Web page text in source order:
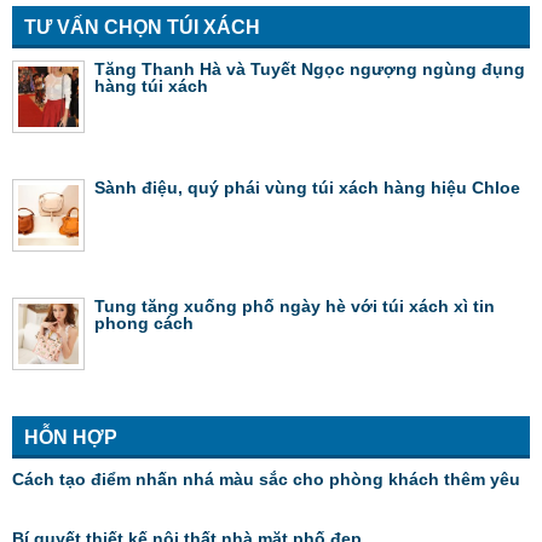
TƯ VẤN CHỌN TÚI XÁCH
Tăng Thanh Hà và Tuyết Ngọc ngượng ngùng đụng
hàng túi xách
Sành điệu, quý phái vùng túi xách hàng hiệu Chloe
Tung tăng xuống phố ngày hè với túi xách xì tin
phong cách
HỖN HỢP
Cách tạo điểm nhấn nhá màu sắc cho phòng khách thêm yêu
Bí quyết thiết kế nội thất nhà mặt phố đẹp